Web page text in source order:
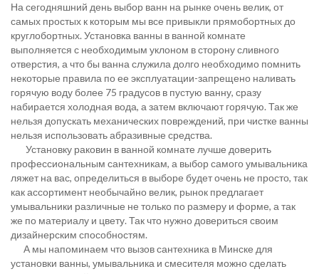
На сегодняшний день выбор ванн на рынке очень велик, от
самых простых к которым мы все привыкли прямобортных до
круглобортных. Установка ванны в ванной комнате
выполняется с необходимым уклоном в сторону сливного
отверстия, а что бы ванна служила долго необходимо помнить
некоторые правила по ее эксплуатации-запрещено наливать
горячую воду более 75 градусов в пустую ванну, сразу
набирается холодная вода, а затем включают горячую. Так же
нельзя допускать механических повреждений, при чистке ванны
нельзя использовать абразивные средства.
Установку раковин в ванной комнате лучше доверить
профессиональным сантехникам, а выбор самого умывальника
ляжет на вас, определиться в выборе будет очень не просто, так
как ассортимент необычайно велик, рынок предлагает
умывальники различные не только по размеру и форме, а так
же по материалу и цвету. Так что нужно довериться своим
дизайнерским способностям.
А мы напоминаем что вызов сантехника в Минске для
установки ванны, умывальника и смесителя можно сделать